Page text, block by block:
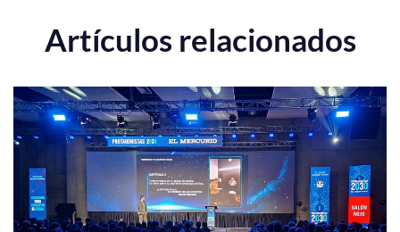
Artículos relacionados